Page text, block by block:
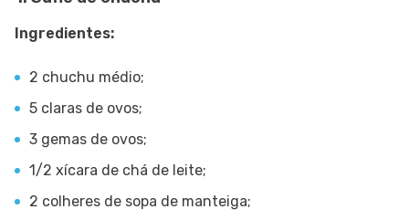
Ingredientes:
2 chuchu médio;
5 claras de ovos;
3 gemas de ovos;
1/2 xícara de chá de leite;
2 colheres de sopa de manteiga;